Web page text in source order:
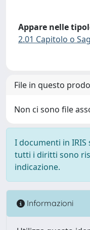
Appare nelle
2.01 Capitolo o
File in questo
Non ci sono file
I documenti in
tutti i diritti sono
indicazione.
Informazioni